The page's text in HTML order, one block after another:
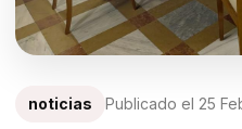
noticias Publicado el 25